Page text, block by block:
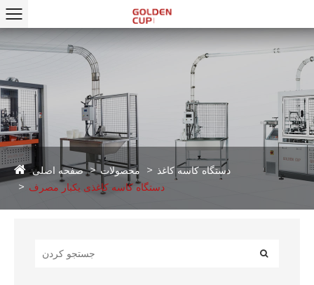
صفحه اصلی محصولات
دستگاه کاسه کاغذ
دستگاه کاسه کاغذی یکبار مصرف